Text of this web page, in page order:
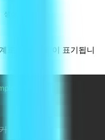
성
로 진행 사항이 표기됩니